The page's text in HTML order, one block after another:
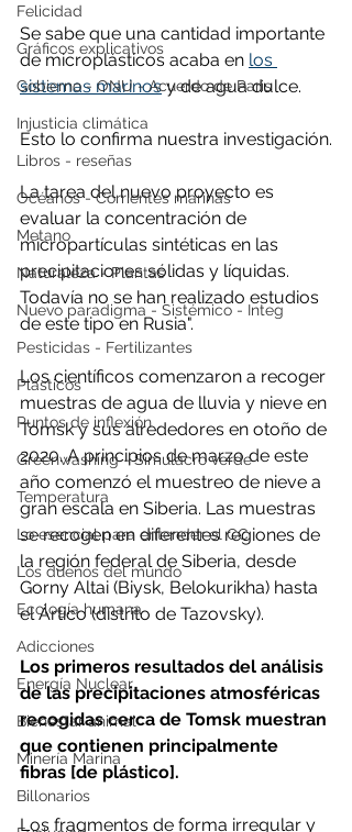
Felicidad
Gráficos explicativos
Gobierno - ONU - Acuerdo de Paris
Injusticia climática
Libros - reseñas
Océanos - Corrientes marinas
Metano
Naturaleza - Plantas
Nuevo paradigma - Sistémico - Integ
Pesticidas - Fertilizantes
Plásticos
Puntos de inflexión
Greenwashing - Simulacro verde
Temperatura
Lo esencial para entender el CC
Los dueños del mundo
Ecología humana
Adicciones
Energía Nuclear
Bienestar animal
Minería Marina
Billonarios
Se sabe que una cantidad importante
de microplásticos acaba en los
sistemas marinos y de agua dulce.
Esto lo confirma nuestra investigación.
La tarea del nuevo proyecto es
evaluar la concentración de
micropartículas sintéticas en las
precipitaciones sólidas y líquidas.
Todavía no se han realizado estudios
de este tipo en Rusia".
Los científicos comenzaron a recoger
muestras de agua de lluvia y nieve en
Tomsk y sus alrededores en otoño de
2020. A principios de marzo de este
año comenzó el muestreo de nieve a
gran escala en Siberia. Las muestras
se recogen en diferentes regiones de
la región federal de Siberia, desde
Gorny Altai (Biysk, Belokurikha) hasta
el Ártico (distrito de Tazovsky).
Los primeros resultados del análisis
de las precipitaciones atmosféricas
recogidas cerca de Tomsk muestran
que contienen principalmente
fibras [de plástico].
Los fragmentos de forma irregular y